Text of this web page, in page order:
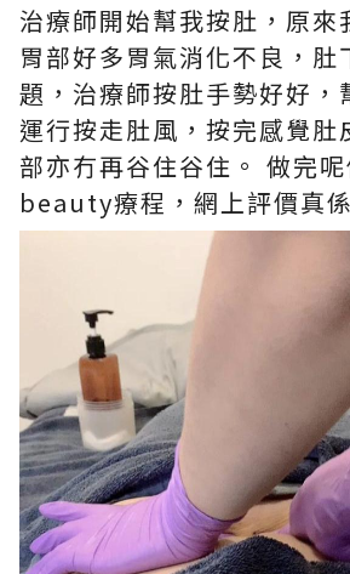
治療師開始幫我按肚，原來
胃部好多胃氣消化不良，肚
題，治療師按肚手勢好好，
運行按走肚風，按完感覺肚
部亦冇再谷住谷住。 做完
beauty療程，網上評價真